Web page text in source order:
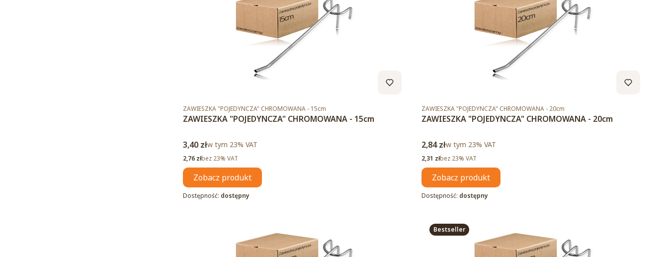
Kod produktu
ZAWIESZKA "POJEDYNCZA" CHROMOWANA - 15cm
ZAWIESZKA "POJEDYNCZA" CHROMOWANA - 15cm
Cena brutto
3,40 złw tym %s VAT
w tym 23% VAT
Cena netto
2,76 złbez 23% VAT
Zobacz produkt
Dostępność: dostępny
Kod produktu
ZAWIESZKA "POJEDYNCZA" CHROMOWANA - 20cm
ZAWIESZKA "POJEDYNCZA" CHROMOWANA - 20cm
Cena brutto
2,84 złw tym %s VAT
w tym 23% VAT
Cena netto
2,31 złbez 23% VAT
Zobacz produkt
Dostępność: dostępny
Bestseller